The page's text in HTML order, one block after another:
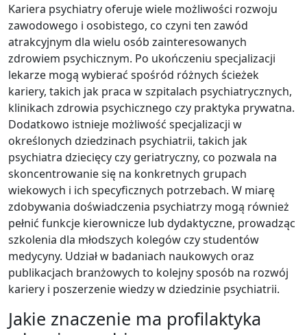
Kariera psychiatry oferuje wiele możliwości rozwoju
zawodowego i osobistego, co czyni ten zawód
atrakcyjnym dla wielu osób zainteresowanych
zdrowiem psychicznym. Po ukończeniu specjalizacji
lekarze mogą wybierać spośród różnych ścieżek
kariery, takich jak praca w szpitalach psychiatrycznych,
klinikach zdrowia psychicznego czy praktyka prywatna.
Dodatkowo istnieje możliwość specjalizacji w
określonych dziedzinach psychiatrii, takich jak
psychiatra dziecięcy czy geriatryczny, co pozwala na
skoncentrowanie się na konkretnych grupach
wiekowych i ich specyficznych potrzebach. W miarę
zdobywania doświadczenia psychiatrzy mogą również
pełnić funkcje kierownicze lub dydaktyczne, prowadząc
szkolenia dla młodszych kolegów czy studentów
medycyny. Udział w badaniach naukowych oraz
publikacjach branżowych to kolejny sposób na rozwój
kariery i poszerzenie wiedzy w dziedzinie psychiatrii.
Jakie znaczenie ma profilaktyka